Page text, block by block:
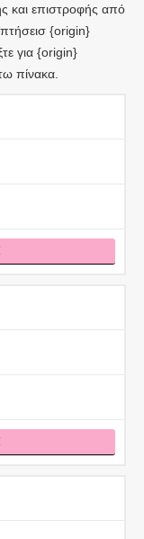
και επιστροφής από
{origin}
για {origin}
πίνακα.